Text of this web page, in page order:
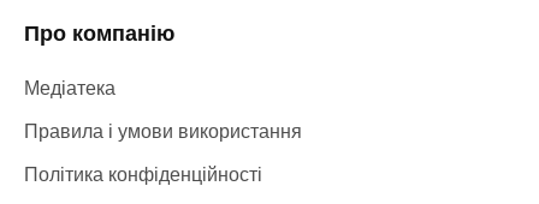
Про компанію
Медіатека
Правила і умови використання
Політика конфіденційності